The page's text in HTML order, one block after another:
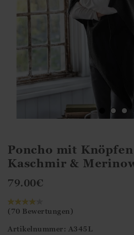
Poncho mit Knöpfen
Kaschmir &
79.00€
(70 Bewertungen)
Artikelnummer: A345L